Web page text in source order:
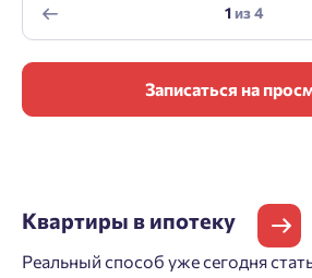
1из4
Записаться на
Квартиры в ипотеку
Реальный способ уже сегодня